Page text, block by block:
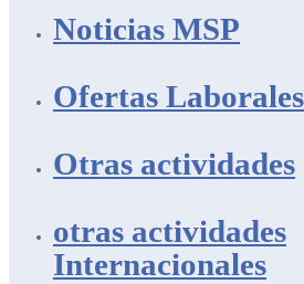
Noticias MSP
Ofertas Laborales
Otras actividades
otras actividades
Internacionales